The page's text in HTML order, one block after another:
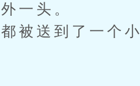
一头。
被送到了一个小